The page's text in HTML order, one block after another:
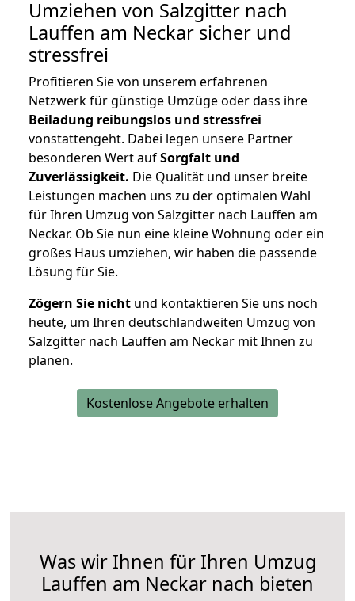
Umziehen von Salzgitter nach
Lauffen am Neckar sicher und
stressfrei
Profitieren Sie von unserem erfahrenen
Netzwerk für günstige Umzüge oder dass ihre
Beiladung reibungslos und stressfrei
vonstattengeht. Dabei legen unsere Partner
besonderen Wert aufSorgfalt und
Zuverlässigkeit. Die Qualität und unser breite
Leistungen machen uns zu der optimalen Wahl
für Ihren Umzug von Salzgitter nach Lauffen am
Neckar. Ob Sie nun eine kleine Wohnung oder ein
großes Haus umziehen, wir haben die passende
Lösung für Sie.
Zögern Sie nicht und kontaktieren Sie uns noch
heute, um Ihren deutschlandweiten Umzug von
Salzgitter nach Lauffen am Neckar mit Ihnen zu
planen.
Kostenlose Angebote erhalten
Was wir Ihnen für Ihren Umzug
Lauffen am Neckar nach bieten